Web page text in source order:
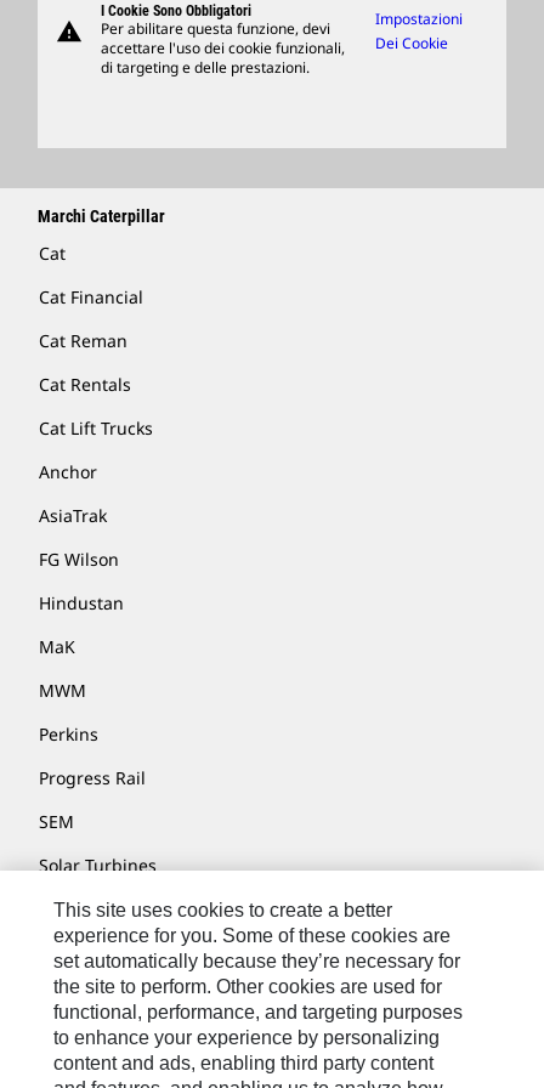
Merchandising
Trova Un Dealer
warning
I Cookie Sono Obbligatori
Per abilitare questa funzione, devi
accettare l'uso dei cookie funzionali,
di targeting e delle prestazioni.
Impostazioni
Dei Cookie
Marchi Caterpillar
Cat
Cat Financial
Cat Reman
Cat Rentals
Cat Lift Trucks
Anchor
AsiaTrak
FG Wilson
Hindustan
MaK
MWM
Perkins
Progress Rail
SEM
Solar Turbines
SPM Oil & Gas
Turner Powertrain Systems
Contatti
This site uses cookies to create a better
experience for you. Some of these cookies are
set automatically because they’re necessary for
the site to perform. Other cookies are used for
functional, performance, and targeting purposes
to enhance your experience by personalizing
content and ads, enabling third party content